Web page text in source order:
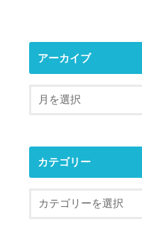
アーカイブ
カテゴリー